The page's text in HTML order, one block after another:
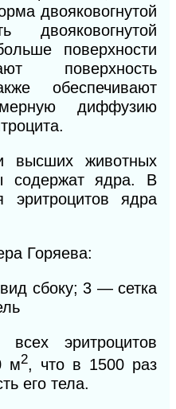
двояковогнутой
двояковогнутой
поверхности
поверхность
обеспечивают
диффузию
высших животных
содержат ядра. В
эритроцитов ядра
Горяева:
сбоку; 3 — сетка
всех эритроцитов
м2, что в 1500 раз
его тела.